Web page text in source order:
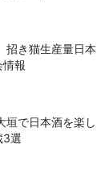
招き猫生産量日本
情報
垣で日本酒を楽し
3選